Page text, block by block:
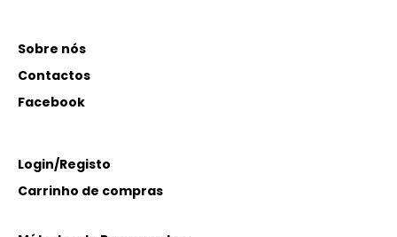
Sobre nós
Contactos
Facebook
Login/Registo
Carrinho de compras